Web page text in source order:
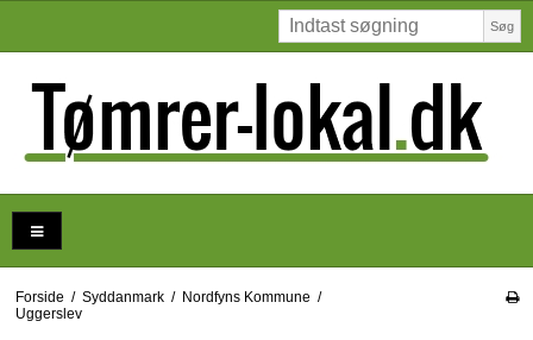
Søg
Forside / Syddanmark / Nordfyns Kommune /
Uggerslev